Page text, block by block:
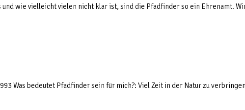
wie vielleicht vielen nicht klar ist, sind die Pfadfinder so ein Ehrenamt.
Was bedeutet Pfadfinder sein für mich?: Viel Zeit in der Natur zu